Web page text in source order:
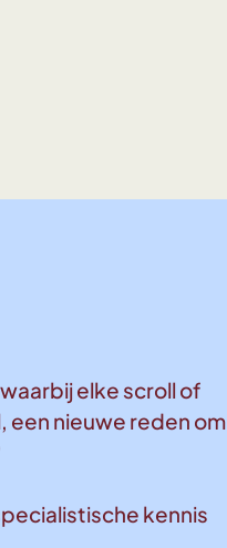
elke scroll of
een nieuwe reden om
kennis